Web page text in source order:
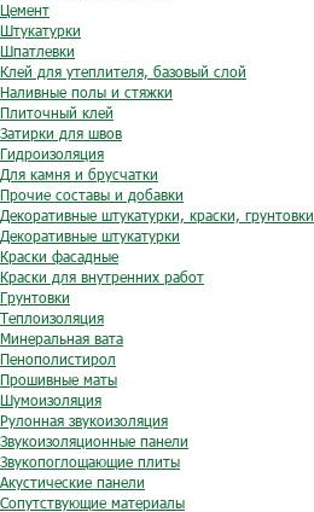
Цемент
Штукатурки
Шпатлевки
Клей для утеплителя, базовый слой
Наливные полы и стяжки
Плиточный клей
Затирки для швов
Гидроизоляция
Для камня и брусчатки
Прочие составы и добавки
Декоративные штукатурки, краски, грунтовки
Декоративные штукатурки
Краски фасадные
Краски для внутренних работ
Грунтовки
Теплоизоляция
Минеральная вата
Пенополистирол
Прошивные маты
Шумоизоляция
Рулонная звукоизоляция
Звукоизоляционные панели
Звукопоглощающие плиты
Акустические панели
Сопутствующие материалы